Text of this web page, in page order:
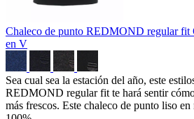
Chaleco de punto REDMOND regular fit
en V
Sea cual sea la estación del año, este
REDMOND regular fit te hará sentir
más frescos. Este chaleco de punto liso